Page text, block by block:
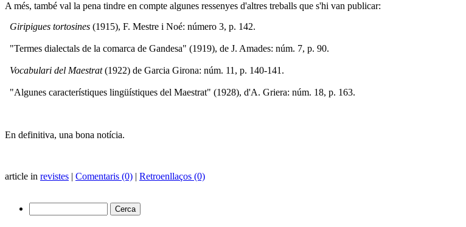
A més, també val la pena tindre en compte algunes ressenyes d'altres treballs que s'hi van publicar:
Giripigues tortosines (1915), F. Mestre i Noé: número 3, p. 142.
"Termes dialectals de la comarca de Gandesa" (1919), de J. Amades: núm. 7, p. 90.
Vocabulari del Maestrat(1922) de Garcia Girona: núm. 11, p. 140-141.
"Algunes característiques lingüístiques del Maestrat" (1928), d'A. Griera: núm. 18, p. 163.
En definitiva, una bona notícia.
article in revistes | Comentaris (0) | Retroenllaços (0)